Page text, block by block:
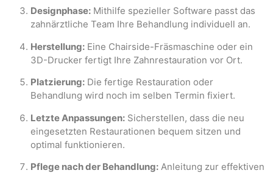
Designphase: Mithilfe spezieller Software passt das
zahnärztliche Team Ihre Behandlung individuell an.
Herstellung: Eine Chairside-Fräsmaschine oder ein
3D-Drucker fertigt Ihre Zahnrestauration vor Ort.
Platzierung: Die fertige Restauration oder
Behandlung wird noch im selben Termin fixiert.
Letzte Anpassungen: Sicherstellen, dass die neu
eingesetzten Restaurationen bequem sitzen und
optimal funktionieren.
Pflege nach der Behandlung: Anleitung zur effektiven